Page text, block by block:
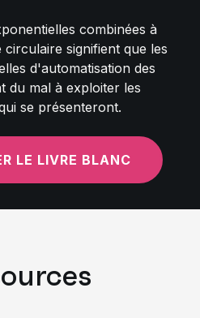
combinées à
signifient que les
d'automatisation des
du mal à exploiter les
se présenteront.
LE LIVRE BLANC